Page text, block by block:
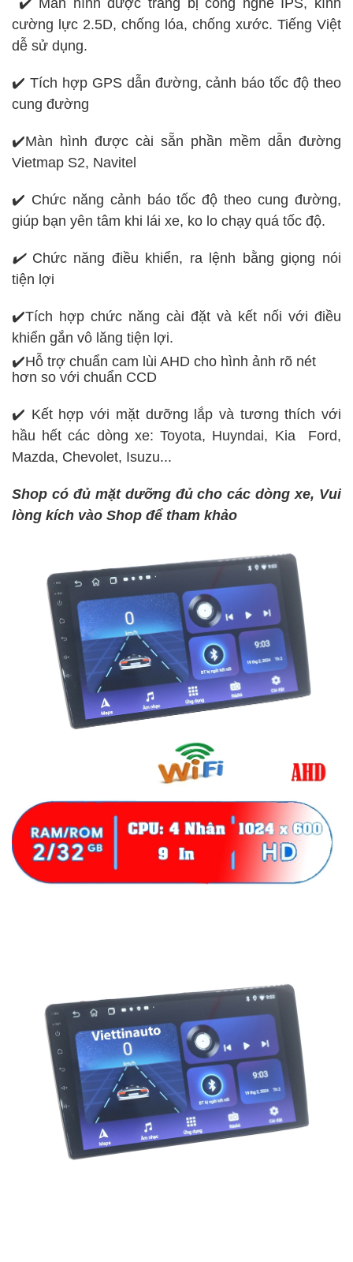
✔️ Màn hình được trang bị công nghê IPS, kính
cường lực 2.5D, chống lóa, chống xước. Tiếng Việt
dễ sử dụng.
✔️ Tích hợp GPS dẫn đường, cảnh báo tốc độ theo
cung đường
✔️Màn hình được cài sẵn phần mềm dẫn đường
Vietmap S2, Navitel
✔️ Chức năng cảnh báo tốc độ theo cung đường,
giúp bạn yên tâm khi lái xe, ko lo chạy quá tốc độ.
✔️ Chức năng điều khiển, ra lệnh bằng giọng nói
tiện lợi
✔️Tích hợp chức năng cài đặt và kết nối với điều
khiển gắn vô lăng tiện lợi.
✔️Hỗ trợ chuẩn cam lùi AHD cho hình ảnh rõ nét
hơn so với chuẩn CCD
✔️ Kết hợp với mặt dưỡng lắp và tương thích với
hầu hết các dòng xe: Toyota, Huyndai, Kia Ford,
Mazda, Chevolet, Isuzu...
Shop có đủ mặt dưỡng đủ cho các dòng xe, Vui
lòng kích vào Shop để tham khảo